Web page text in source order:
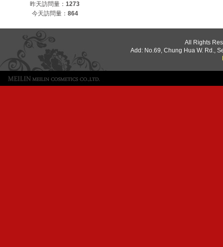
昨天訪問量： 1273
今天訪問量： 864
All Rights
Add: No.69, Chung Hua W. Rd.,